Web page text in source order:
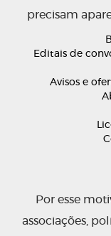
precisam
Editais de
Avisos e
Por esse
associações,